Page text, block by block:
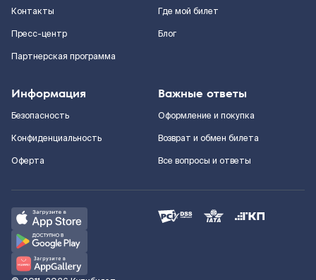
Контакты
Пресс-центр
Партнерская программа
Где мой билет
Блог
Информация
Безопасность
Конфиденциальность
Оферта
Важные ответы
Оформление и покупка
Возврат и обмен билета
Все вопросы и ответы